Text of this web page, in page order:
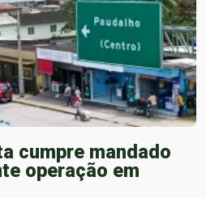
cumpre mandado
operação em